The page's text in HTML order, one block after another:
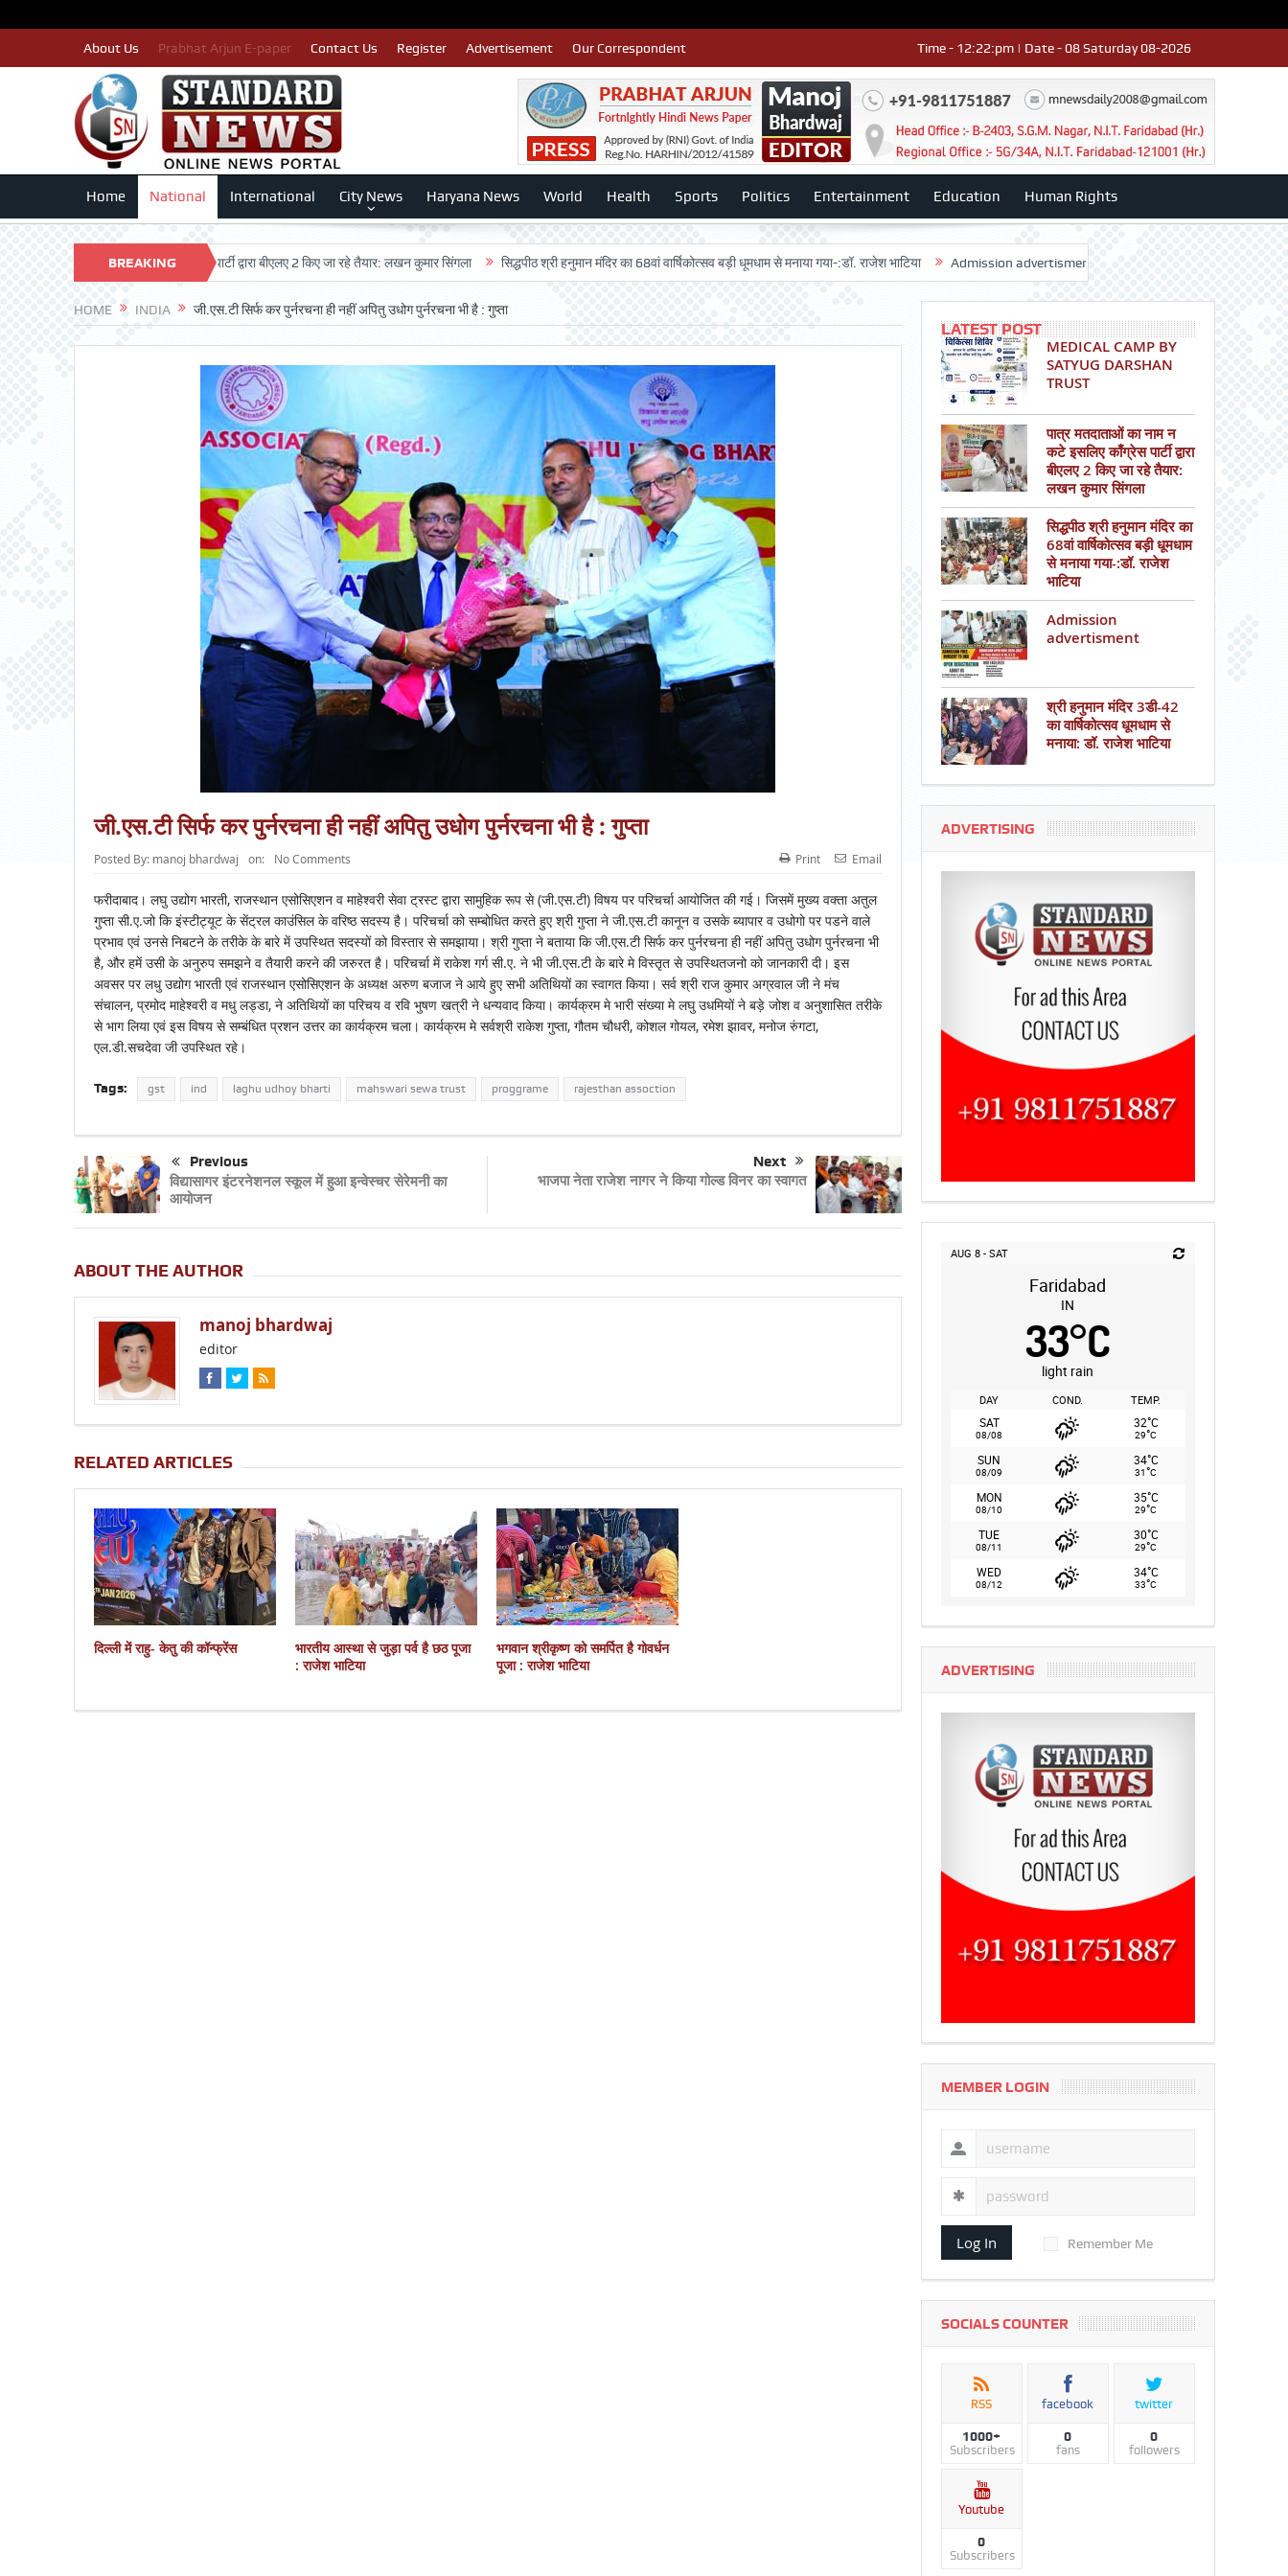
About Us Prabhat Arjun E-paper Contact Us Register Advertisement Our Correspondent Time - 12:22:pm | Date - 08 Saturday 08-2026
Home National International City News Haryana News World Health Sports Politics Entertainment Education Human Rights
BREAKING
NEWS
का नाम न कटे इसलिए काँग्रेस पार्टी द्वारा बीएलए 2 किए जा रहे तैयार: लखन कुमार सिंगला सिद्धपीठ श्री हनुमान मंदिर का 68वां वार्षिकोत्सव बड़ी धूमधाम से मनाया गया-:डॉ. राजेश भाटिया Admission advertisment श्री हनुमान मंदिर 3डी-42 का वार्षिकोत्सव
HOME INDIA जी.एस.टी सिर्फ कर पुर्नरचना ही नहीं अपितु उधोग पुर्नरचना भी है : गुप्ता
जी.एस.टी सिर्फ कर पुर्नरचना ही नहीं अपितु उधोग पुर्नरचना भी है : गुप्ता
Posted By: manoj bhardwaj on: No Comments Print Email
फरीदाबाद। लघु उद्योग भारती, राजस्थान एसोसिएशन व माहेश्वरी सेवा ट्रस्ट द्वारा सामुहिक रूप से (जी.एस.टी) विषय पर परिचर्चा आयोजित की गई। जिसमें मुख्य वक्ता अतुल
गुप्ता सी.ए.जो कि इंस्टीट्यूट के सेंट्रल काउंसिल के वरिष्ठ सदस्य है। परिचर्चा को सम्बोधित करते हुए श्री गुप्ता ने जी.एस.टी कानून व उसके ब्यापार व उधोगो पर पडने वाले
प्रभाव एवं उनसे निबटने के तरीके के बारे में उपस्थित सदस्यों को विस्तार से समझाया। श्री गुप्ता ने बताया कि जी.एस.टी सिर्फ कर पुर्नरचना ही नहीं अपितु उधोग पुर्नरचना भी
है, और हमें उसी के अनुरुप समझने व तैयारी करने की जरुरत है। परिचर्चा में राकेश गर्ग सी.ए. ने भी जी.एस.टी के बारे मे विस्तृत से उपस्थितजनो को जानकारी दी। इस
अवसर पर लधु उद्योग भारती एवं राजस्थान एसोसिएशन के अध्यक्ष अरुण बजाज ने आये हुए सभी अतिथियों का स्वागत किया। सर्व श्री राज कुमार अग्रवाल जी ने मंच
संचालन, प्रमोद माहेश्वरी व मधु लड्डा, ने अतिथियों का परिचय व रवि भुषण खत्री ने धन्यवाद किया। कार्यक्रम मे भारी संख्या मे लघु उधमियों ने बड़े जोश व अनुशासित तरीके
से भाग लिया एवं इस विषय से सम्बंधित प्रशन उत्तर का कार्यक्रम चला। कार्यक्रम मे सर्वश्री राकेश गुप्ता, गौतम चौधरी, कोशल गोयल, रमेश झावर, मनोज रुंगटा,
एल.डी.सचदेवा जी उपस्थित रहे।
Tags: gst ind laghu udhoy bharti mahswari sewa trust proggrame rajesthan assoction
Previous
विद्यासागर इंटरनेशनल स्कूल में हुआ इन्वेस्चर सेरेमनी का
आयोजन
Next
भाजपा नेता राजेश नागर ने किया गोल्ड विनर का स्वागत
ABOUT THE AUTHOR
manoj bhardwaj
editor
RELATED ARTICLES
दिल्ली में राहु- केतु की कॉन्फ्रेंस
भारतीय आस्था से जुड़ा पर्व है छठ पूजा
: राजेश भाटिया
भगवान श्रीकृष्ण को समर्पित है गोवर्धन
पूजा : राजेश भाटिया
LATEST POST
MEDICAL CAMP BY
SATYUG DARSHAN
TRUST
पात्र मतदाताओं का नाम न
कटे इसलिए काँग्रेस पार्टी द्वारा
बीएलए 2 किए जा रहे तैयार:
लखन कुमार सिंगला
सिद्धपीठ श्री हनुमान मंदिर का
68वां वार्षिकोत्सव बड़ी धूमधाम
से मनाया गया-:डॉ. राजेश
भाटिया
Admission
advertisment
श्री हनुमान मंदिर 3डी-42
का वार्षिकोत्सव धूमधाम से
मनाया: डॉ. राजेश भाटिया
ADVERTISING
AUG 8 - SAT
Faridabad
IN
33°C
light rain
DAY COND. TEMP.
SAT
08/08
32°C
29°C
SUN
08/09
34°C
31°C
MON
08/10
35°C
29°C
TUE
08/11
30°C
29°C
WED
08/12
34°C
33°C
ADVERTISING
MEMBER LOGIN
Log In Remember Me
SOCIALS COUNTER
RSS
1000+
Subscribers
facebook
0
fans
twitter
0
followers
Youtube
0
Subscribers